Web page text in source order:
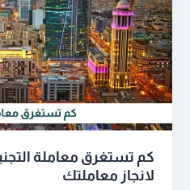
كم تستغرق معاملة
لانجاز معاملتك